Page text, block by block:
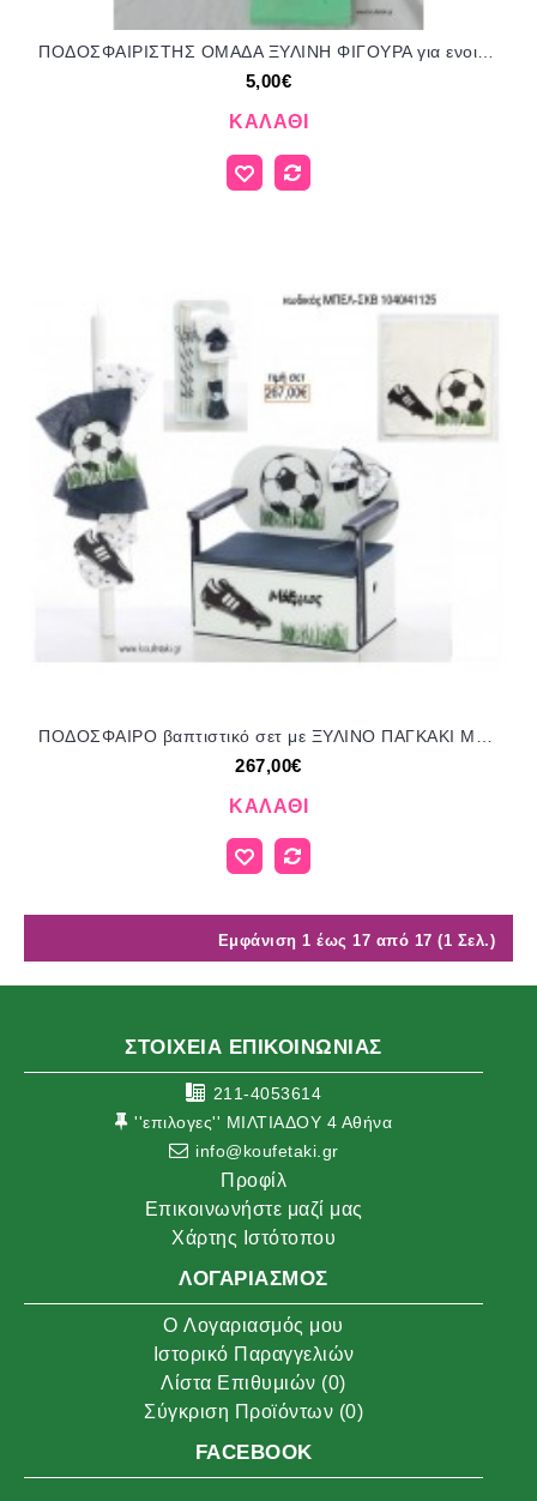
ΠΟΔΟΣΦΑΙΡΙΣΤΗΣ ΟΜΑΔΑ ΞΥΛΙΝΗ ΦΙΓΟΥΡΑ για ενοικίαση ΤΖΑ-32232 5.00€!!!
5,00€
ΚΑΛΆΘΙ
267,00€
ΚΑΛΆΘΙ
Εμφάνιση 1 έως 17 από 17 (1 Σελ.)
ΣΤΟΙΧΕΙΑ ΕΠΙΚΟΙΝΩΝΙΑΣ
211-4053614
''επιλογες'' ΜΙΛΤΙΑΔΟΥ 4 Αθήνα
info@koufetaki.gr
Προφίλ
Επικοινωνήστε μαζί μας
Χάρτης Ιστότοπου
ΛΟΓΑΡΙΑΣΜΌΣ
O Λογαριασμός μου
Ιστορικό Παραγγελιών
Λίστα Επιθυμιών (0)
Σύγκριση Προϊόντων (0)
FACEBOOK